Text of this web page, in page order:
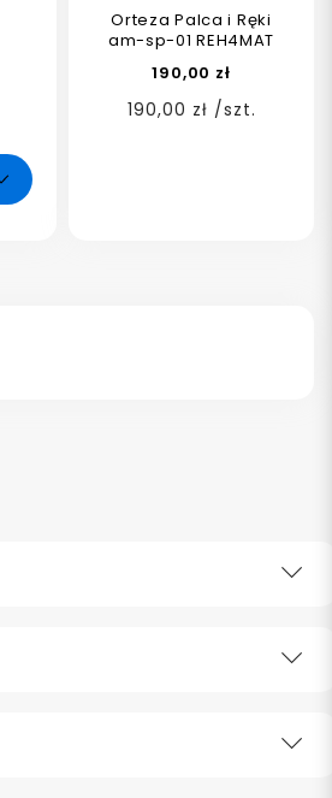
Orteza Palca i Ręki
am-sp-01 REH4MAT
190,00 zł
190,00 zł /szt.